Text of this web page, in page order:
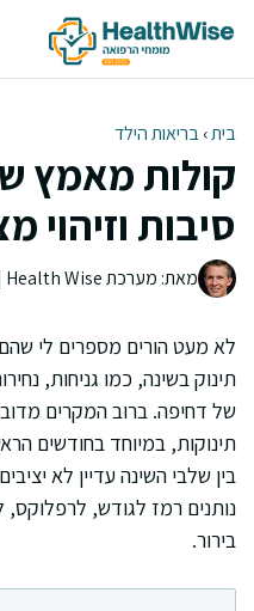
לתוכן
בית›בריאות הילד
קולות מאמץ
סיבות וזיהוי
מאת: מערכת Health Wise | צוות העריכה
לא מעט הורים מספרים לי
תינוק בשינה, כמו גניחות,
של דחיפה. ברוב המקרים
תינוקות, במיוחד בחודשים
בין שלבי השינה עדיין לא
נותנים רמז לגודש, לרפלוקס,
בירור.